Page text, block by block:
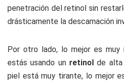
penetración del retinol sin
drásticamente la descamación
Por otro lado, lo mejor es muy
estás usando un retinolde
piel está muy tirante, lo mejor